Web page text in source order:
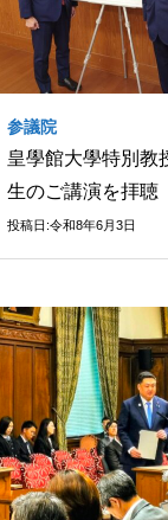
参議院
皇學館大學特別教
生のご講演を拝聴
投稿日:令和8年6月3日